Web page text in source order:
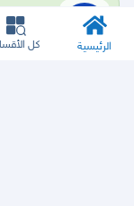
اعتمد
الرئيسية كل